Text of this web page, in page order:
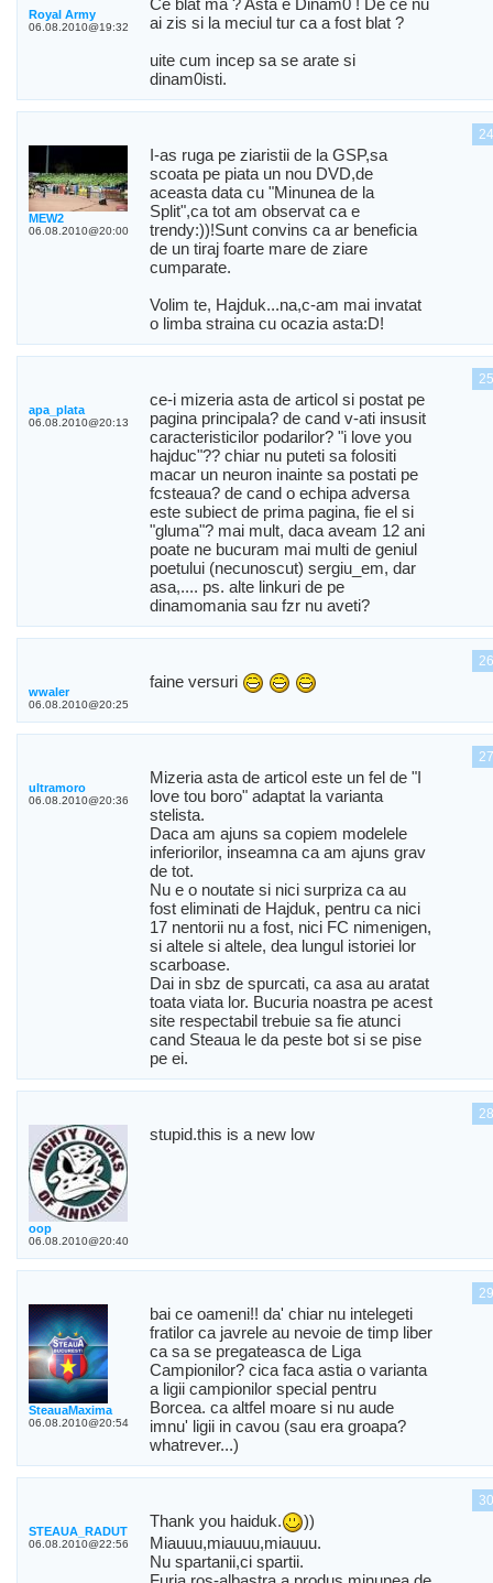
Royal Army
06.08.2010@19:32
Ce blat ma ? Asta e Dinam0 ! De ce nu
ai zis si la meciul tur ca a fost blat ?
uite cum incep sa se arate si
dinam0isti.
24
MEW2
06.08.2010@20:00
I-as ruga pe ziaristii de la GSP,sa
scoata pe piata un nou DVD,de
aceasta data cu "Minunea de la
Split",ca tot am observat ca e
trendy:))!Sunt convins ca ar beneficia
de un tiraj foarte mare de ziare
cumparate.
Volim te, Hajduk...na,c-am mai invatat
o limba straina cu ocazia asta:D!
25
apa_plata
06.08.2010@20:13
ce-i mizeria asta de articol si postat pe
pagina principala? de cand v-ati insusit
caracteristicilor podarilor? "i love you
hajduc"?? chiar nu puteti sa folositi
macar un neuron inainte sa postati pe
fcsteaua? de cand o echipa adversa
este subiect de prima pagina, fie el si
"gluma"? mai mult, daca aveam 12 ani
poate ne bucuram mai multi de geniul
poetului (necunoscut) sergiu_em, dar
asa,.... ps. alte linkuri de pe
dinamomania sau fzr nu aveti?
26
wwaler
06.08.2010@20:25
faine versuri
27
ultramoro
06.08.2010@20:36
Mizeria asta de articol este un fel de "I
love tou boro" adaptat la varianta
stelista.
Daca am ajuns sa copiem modelele
inferiorilor, inseamna ca am ajuns grav
de tot.
Nu e o noutate si nici surpriza ca au
fost eliminati de Hajduk, pentru ca nici
17 nentorii nu a fost, nici FC nimenigen,
si altele si altele, dea lungul istoriei lor
scarboase.
Dai in sbz de spurcati, ca asa au aratat
toata viata lor. Bucuria noastra pe acest
site respectabil trebuie sa fie atunci
cand Steaua le da peste bot si se pise
pe ei.
28
oop
06.08.2010@20:40
stupid.this is a new low
29
SteauaMaxima
06.08.2010@20:54
bai ce oameni!! da' chiar nu intelegeti
fratilor ca javrele au nevoie de timp liber
ca sa se pregateasca de Liga
Campionilor? cica faca astia o varianta
a ligii campionilor special pentru
Borcea. ca altfel moare si nu aude
imnu' ligii in cavou (sau era groapa?
whatrever...)
30
STEAUA_RADUT
06.08.2010@22:56
Thank you haiduk.
))
Miauuu,miauuu,miauuu.
Nu spartanii,ci spartii.